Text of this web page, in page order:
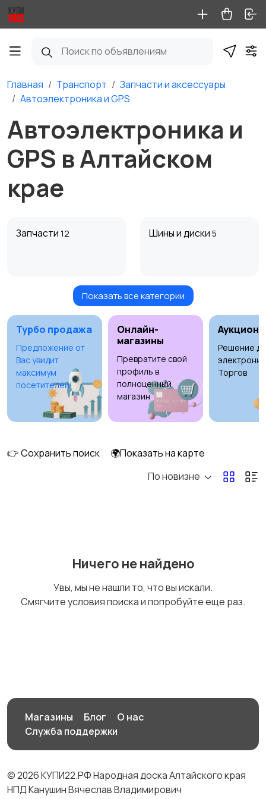
Главная Транспорт
Запчасти и аксессуары
Автоэлектроника и GPS
Автоэлектроника и
GPS в Алтайском
крае
Запчасти 12 Шины и диски 5
Масла и автохимия
Автоэлектроника и
GPS
Аксессуары и
инструменты
Аудио и видео
устройства
прицепы1
Показать все категории
Турбо продажа
Предложение от
Вас увидит
максимум
посетителей!
Онлайн-
магазины
Превратите свой
профиль в
полноценный
магазин
Аукционы
Решение
Торгов
👉 Сохранить поиск
🌍Показать на карте
По новизне
Ничего не найдено
Увы, мы не нашли то, что вы искали.
Смягчите условия поиска и попробуйте еще раз.
Магазины Блог
О нас
Служба поддержки
© 2026 КУПИ22.РФ Народная доска Алтайского края
НПД Канушин Вячеслав Владимирович